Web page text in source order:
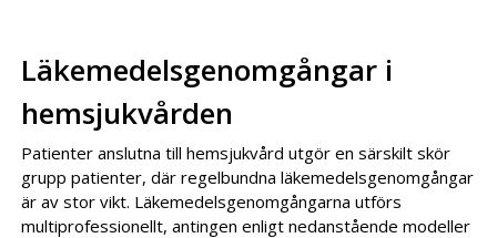
Läkemedelsgenomgångar i
hemsjukvården
Patienter anslutna till hemsjukvård utgör en särskilt skör
grupp patienter, där regelbundna läkemedelsgenomgångar
är av stor vikt. Läkemedelsgenomgångarna utförs
multiprofessionellt, antingen enligt nedanstående modeller